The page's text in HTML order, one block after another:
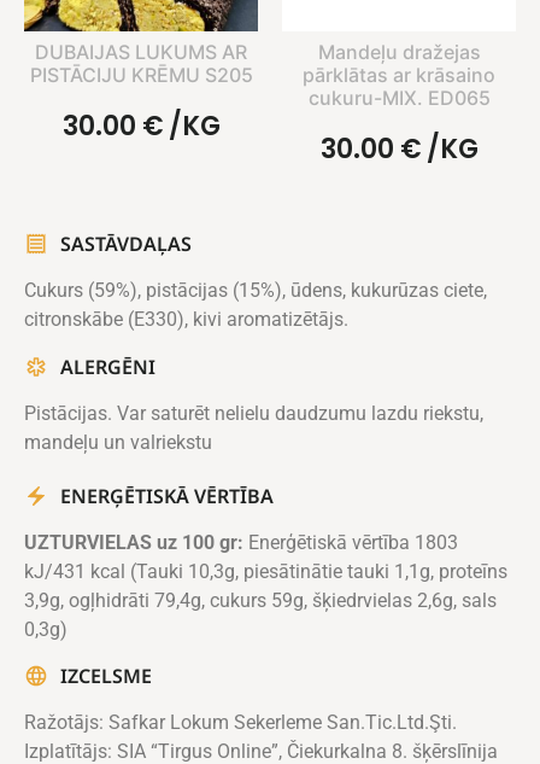
DUBAIJAS LUKUMS AR
PISTĀCIJU KRĒMU S205
30.00 €/KG
Mandeļu dražejas
pārklātas ar krāsaino
cukuru-MIX. ED065
30.00 €/KG
SASTĀVDAĻAS
Cukurs (59%), pistācijas (15%), ūdens, kukurūzas ciete,
citronskābe (E330), kivi aromatizētājs.
ALERGĒNI
Pistācijas. Var saturēt nelielu daudzumu lazdu riekstu,
mandeļu un valriekstu
ENERĢĒTISKĀ VĒRTĪBA
UZTURVIELAS uz 100 gr: Enerģētiskā vērtība 1803
kJ/431 kcal (Tauki 10,3g, piesātinātie tauki 1,1g, proteīns
3,9g, ogļhidrāti 79,4g, cukurs 59g, šķiedrvielas 2,6g, sals
0,3g)
IZCELSME
Ražotājs: Safkar Lokum Sekerleme San.Tic.Ltd.Şti.
Izplatītājs: SIA “Tirgus Online”, Čiekurkalna 8. šķērslīnija